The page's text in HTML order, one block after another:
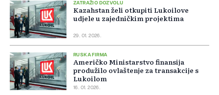
ZATRAŽIO DOZVOLU
Kazahstan želi otkupiti Lukoilove
udjele u zajedničkim projektima
29. 01. 2026.
RUSKA FIRMA
Američko Ministarstvo finansija
produžilo ovlaštenje za transakcije s
Lukoilom
16. 01. 2026.